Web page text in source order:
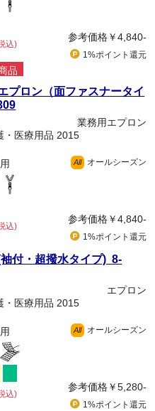
込)
参考価格￥4,840-
1%ポイント 還元
品
プロン（面ファスナータイ
業務用エプロン
・医療用品 2015
All オールシーズン
込)
参考価格￥4,840-
1%ポイント 還元
付・超撥水タイプ) 8-
エプロン
・医療用品 2015
All オールシーズン
込)
参考価格￥5,280-
1%ポイント 還元